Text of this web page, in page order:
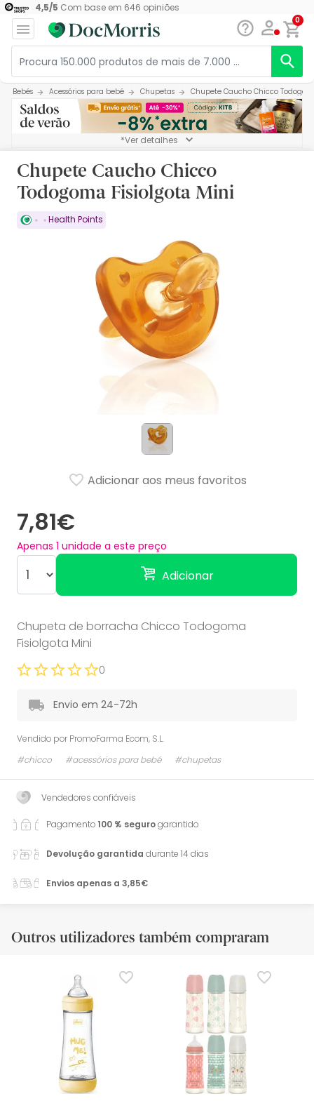
4,5/5 Com base em 646 opiniões
0
Bebés Acessórios para bebé Chupetas Chupete Caucho Chicco
*Ver detalhes
Chupete Caucho Chicco
Todogoma Fisiolgota Mini
Health Points
7,81€
Apenas 1 unidade a este preço
Adicionar
Adicionar aos meus favoritos
Chupeta de borracha Chicco Todogoma
Fisiolgota Mini
0
Envio em 24-72h
Vendido por PromoFarma Ecom, S.L.
#chicco
#acessórios para bebé #chupetas
Vendedores confiáveis
Pagamento100 % segurogarantido
Devolução garantida durante 14 dias
Envios apenas a 3,85€
Outros utilizadores também compraram